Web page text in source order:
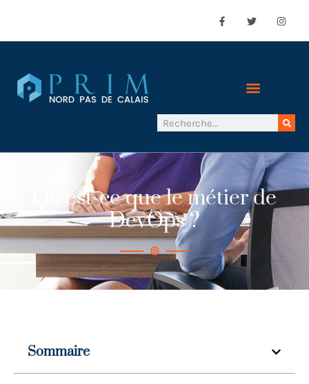
Qu’est-ce que le métier de
DevOps ?
Sommaire